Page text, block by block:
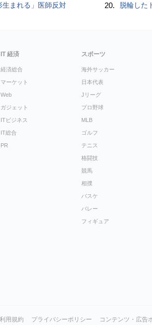
生まれる」医師反対 20. 脱輪した
IT 経済
経済総合
マーケット
Web
ガジェット
ITビジネス
IT総合
PR
スポーツ
海外サッカー
日本代表
Jリーグ
プロ野球
MLB
ゴルフ
テニス
格闘技
競馬
相撲
バスケ
バレー
フィギュア
利用規約 プライバシーポリシー コンテンツ・広告